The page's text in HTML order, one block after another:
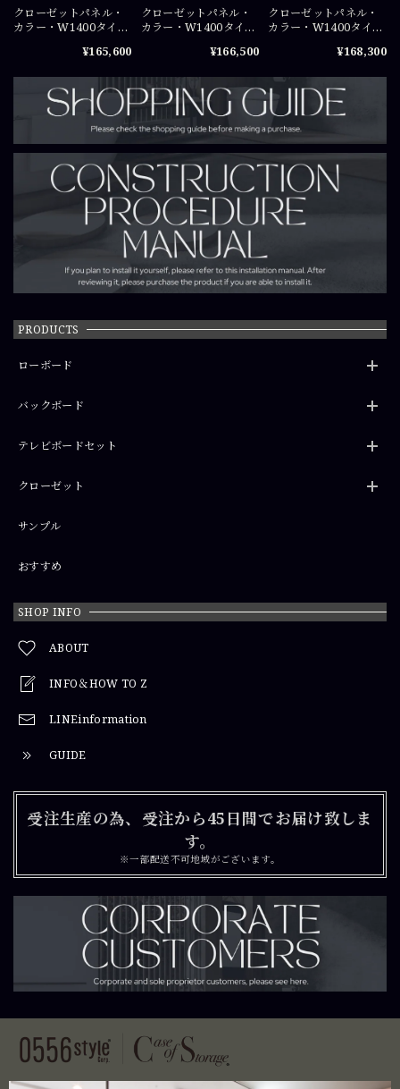
PRODUCTS
ローボード
バックボード
テレビボードセット
クローゼット
サンプル
おすすめ
SHOP INFO
ABOUT
INFO＆HOW TO Z
LINEinformation
GUIDE
受注生産の為、受注から45日間でお届け致しま
す。
※一部配送不可地域がございます。
クローゼットパネル・
カラー・W1400タイプ
×H2100（mm）COS-
¥165,600
クローゼットパネル・
カラー・W1400タイプ
×H2150（mm）COS-
¥166,500
クローゼットパネル・
カラー・W1400タイプ
×H2250（mm）COS-
¥168,300